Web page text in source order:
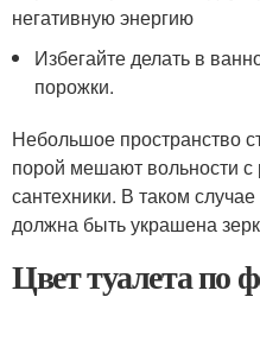
негативную энергию
Избегайте делать в
порожки.
Небольшое пространство
порой мешают вольности с
сантехники. В таком
должна быть украшена
Цвет туалета по